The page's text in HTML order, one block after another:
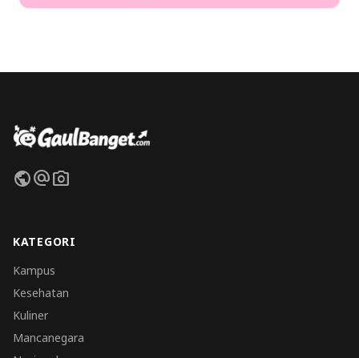
publicalternate_emailphoto_camera
KATEGORI
Kampus
Kesehatan
Kuliner
Mancanegara